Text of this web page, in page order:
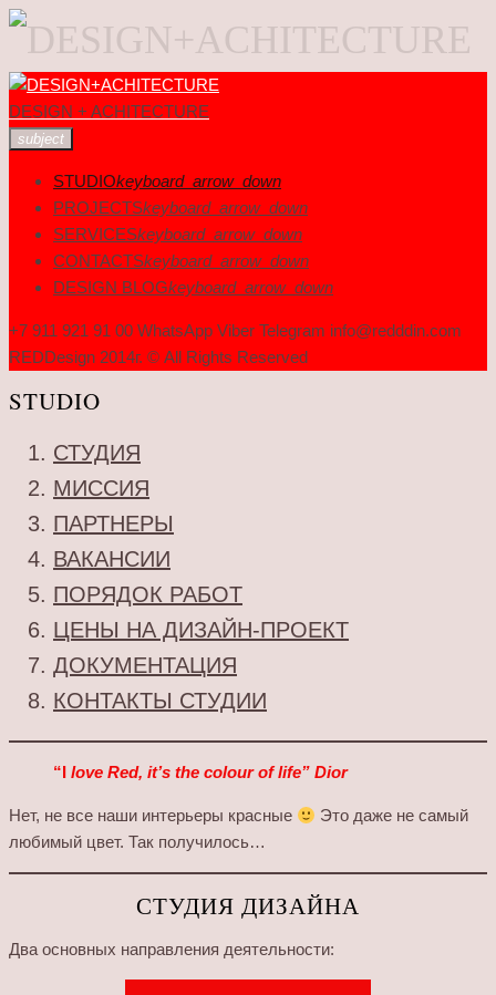
Skip
to
content
DESIGN + ACHITECTURE
subject
STUDIOkeyboard_arrow_down
PROJECTSkeyboard_arrow_down
SERVICESkeyboard_arrow_down
CONTACTSkeyboard_arrow_down
DESIGN BLOGkeyboard_arrow_down
+7 911 921 91 00 WhatsApp Viber Telegram info@redddin.com
REDDesign 2014г. © All Rights Reserved
STUDIO
СТУДИЯ
МИССИЯ
ПАРТНЕРЫ
ВАКАНСИИ
ПОРЯДОК РАБОТ
ЦЕНЫ НА ДИЗАЙН-ПРОЕКТ
ДОКУМЕНТАЦИЯ
КОНТАКТЫ СТУДИИ
“I love Red, it’s the colour of life” Dior
Нет, не все наши интерьеры красные
Это даже не самый
любимый цвет. Так получилось…
СТУДИЯ ДИЗАЙНА
Два основных направления деятельности: